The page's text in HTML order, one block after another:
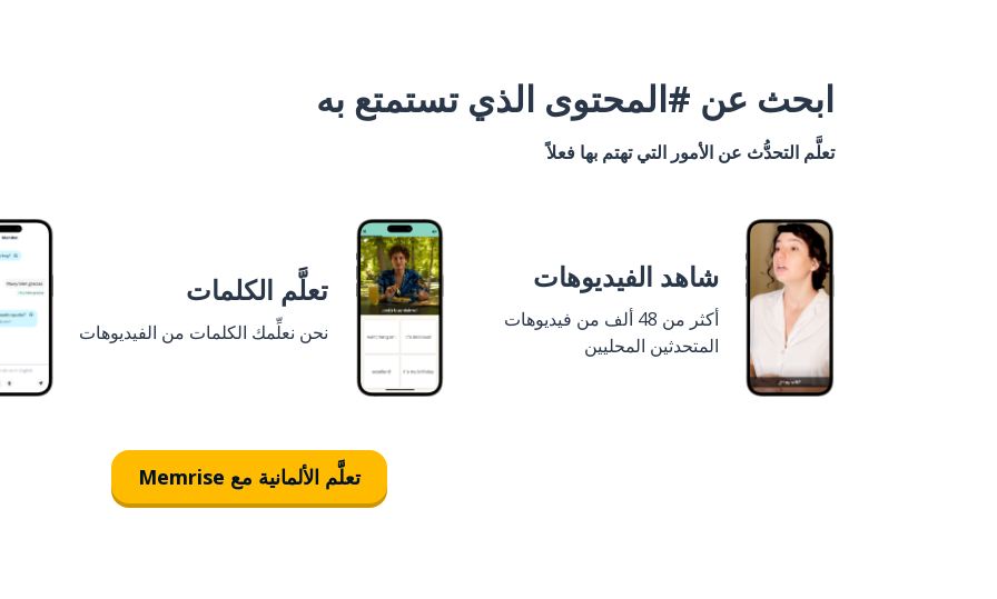
ابحث عن #المحتوى الذي تستمتع به
تعلَّم التحدُّث عن الأمور التي تهتم بها فعلاً
شاهد الفيديوهات
أكثر من 48 ألف من فيديوهات
المتحدثين المحليين
تعلَّم الكلمات
نحن نعلِّمك الكلمات من الفيديوهات
تعلَّم الألمانية مع Memrise